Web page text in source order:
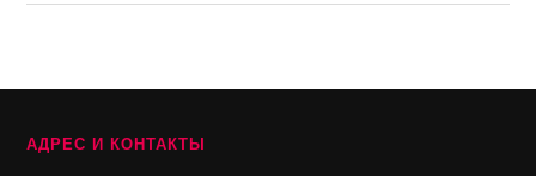
АДРЕС И КОНТАКТЫ